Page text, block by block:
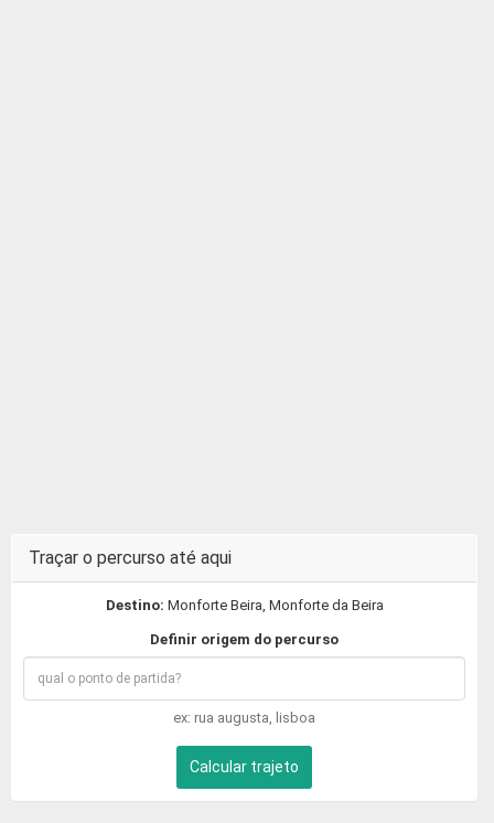
Traçar o percurso até aqui
Destino: Monforte Beira, Monforte da Beira
Definir origem do percurso
ex: rua augusta, lisboa
Calcular trajeto